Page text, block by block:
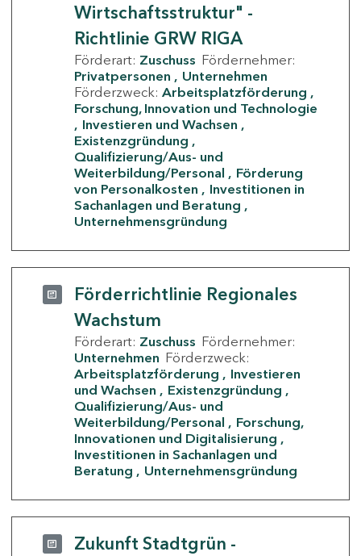
Wirtschaftsstruktur" -
Richtlinie GRW RIGA
Förderart: Zuschuss Fördernehmer:
Privatpersonen
Unternehmen
Förderzweck: Arbeitsplatzförderung
Forschung, Innovation und Technologie
Investieren und Wachsen
Existenzgründung
Qualifizierung/Aus- und
Weiterbildung/Personal
Förderung
von Personalkosten
Investitionen in
Sachanlagen und Beratung
Unternehmensgründung
Förderrichtlinie Regionales
Wachstum
Förderart: Zuschuss Fördernehmer:
Unternehmen Förderzweck:
Arbeitsplatzförderung
Investieren
und Wachsen
Existenzgründung
Qualifizierung/Aus- und
Weiterbildung/Personal
Forschung,
Innovationen und Digitalisierung
Investitionen in Sachanlagen und
Beratung
Unternehmensgründung
Zukunft Stadtgrün -